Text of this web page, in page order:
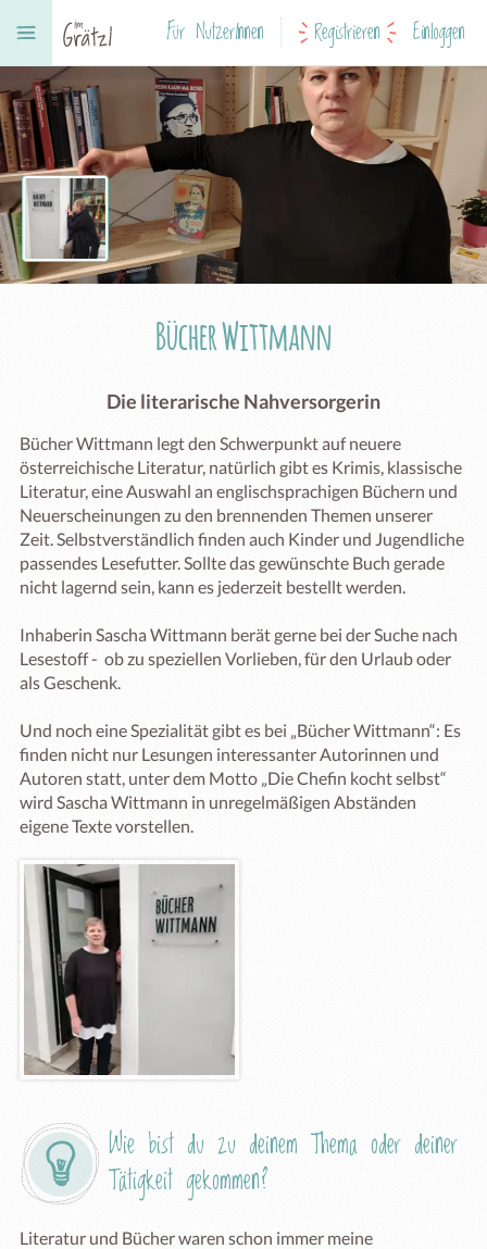
Für NutzerInnen Registrieren Einloggen
Bücher Wittmann
Die literarische Nahversorgerin
Bücher Wittmann legt den Schwerpunkt auf neuere
österreichische Literatur, natürlich gibt es Krimis, klassische
Literatur, eine Auswahl an englischsprachigen Büchern und
Neuerscheinungen zu den brennenden Themen unserer
Zeit. Selbstverständlich finden auch Kinder und Jugendliche
passendes Lesefutter. Sollte das gewünschte Buch gerade
nicht lagernd sein, kann es jederzeit bestellt werden.
Inhaberin Sascha Wittmann berät gerne bei der Suche nach
Lesestoff -  ob zu speziellen Vorlieben, für den Urlaub oder
als Geschenk.
Und noch eine Spezialität gibt es bei „Bücher Wittmann“: Es
finden nicht nur Lesungen interessanter Autorinnen und
Autoren statt, unter dem Motto „Die Chefin kocht selbst“
wird Sascha Wittmann in unregelmäßigen Abständen
Wie bist du zu deinem Thema oder deiner
Tätigkeit gekommen?
Literatur und Bücher waren schon immer meine